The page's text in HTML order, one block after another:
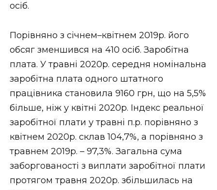
ФОТО
ВІДЕО
осіб.
Порівняно з січнем–квітнем 2019р. його
обсяг зменшився на 410 осіб. Заробітна
плата. У травні 2020р. середня номінальна
заробітна плата одного штатного
працівника становила 9160 грн, що на 5,5%
більше, ніж у квітні 2020р. Індекс реальної
заробітної плати у травні п.р. порівняно з
квітнем 2020р. склав 104,7%, а порівняно з
травнем 2019р. – 97,3%. Загальна сума
заборгованості з виплати заробітної плати
протягом травня 2020р. збільшилась на